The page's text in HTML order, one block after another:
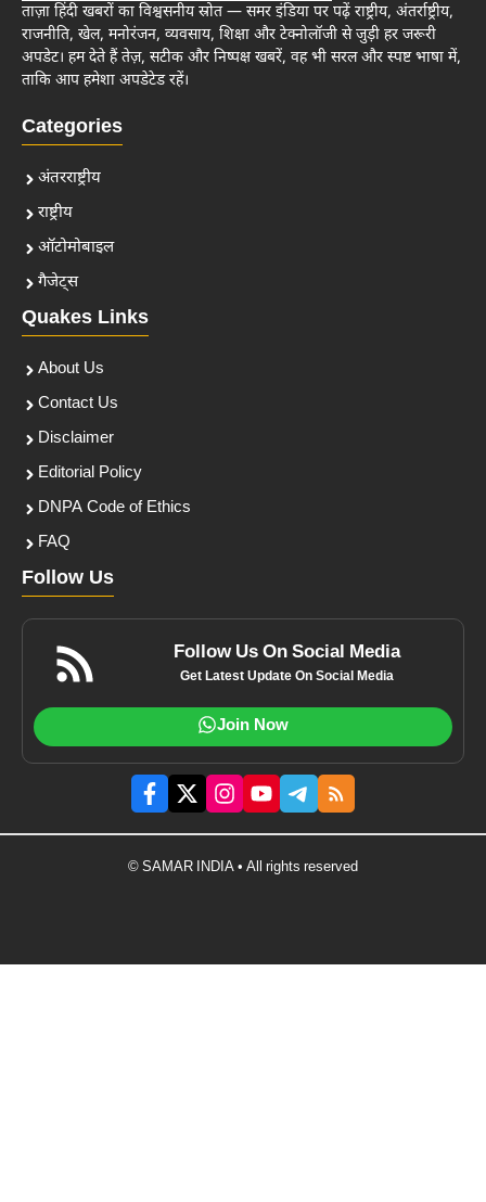
ताज़ा हिंदी खबरों का विश्वसनीय स्रोत — समर इंडिया पर पढ़ें राष्ट्रीय, अंतर्राष्ट्रीय,
राजनीति, खेल, मनोरंजन, व्यवसाय, शिक्षा और टेक्नोलॉजी से जुड़ी हर जरूरी
अपडेट। हम देते हैं तेज़, सटीक और निष्पक्ष खबरें, वह भी सरल और स्पष्ट भाषा में,
ताकि आप हमेशा अपडेटेड रहें।
Categories
अंतरराष्ट्रीय
राष्ट्रीय
ऑटोमोबाइल
गैजेट्स
Quakes Links
About Us
Contact Us
Disclaimer
Editorial Policy
DNPA Code of Ethics
FAQ
Follow Us
Follow Us On Social Media
Get Latest Update On Social Media
Join Now
© SAMAR INDIA • All rights reserved